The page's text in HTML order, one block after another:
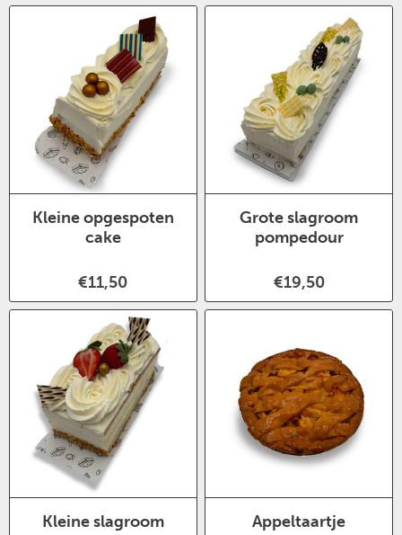
Kleine opgespoten
cake
€11,50
Grote slagroom
pompedour
€19,50
Kleine slagroom
Appeltaartje